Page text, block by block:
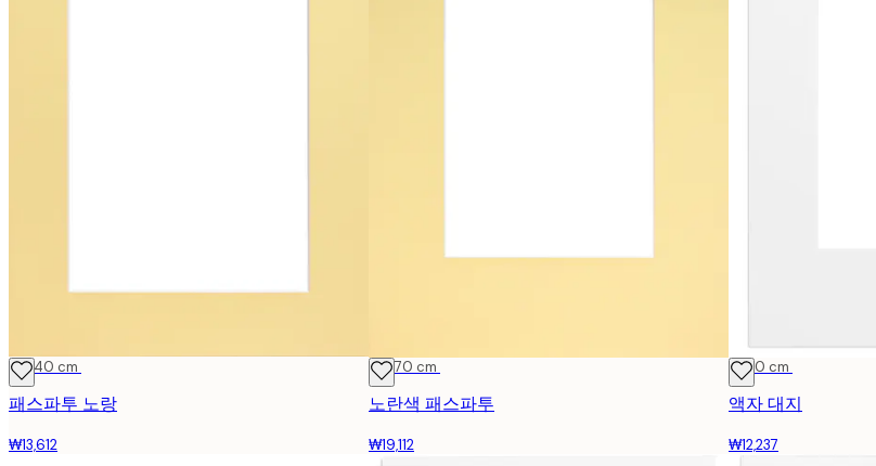
30x40 cm
패스파투 노랑
₩13,612
50x70 cm
노란색 패스파투
₩19,112
21x30 cm
액자 대지
₩12,237